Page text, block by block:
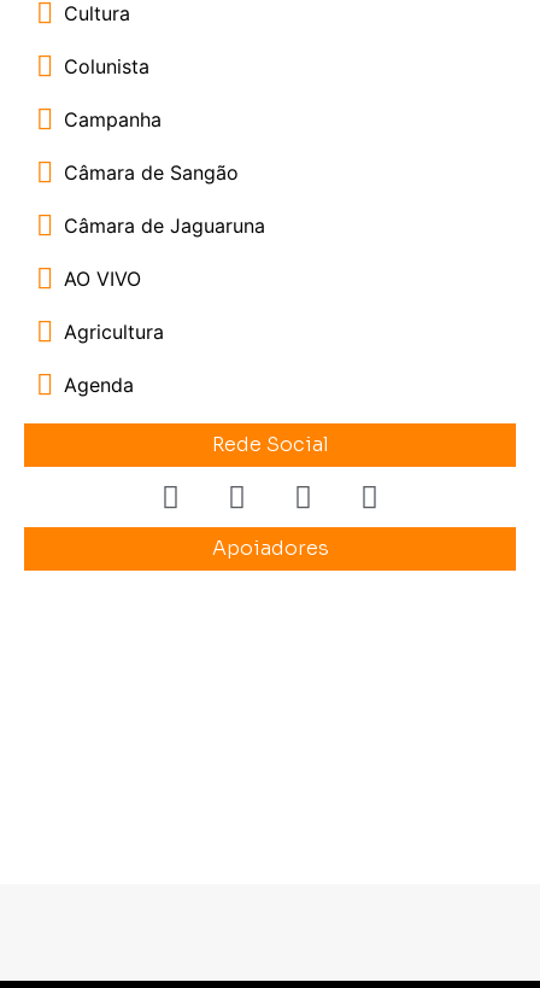
Cultura
Colunista
Campanha
Câmara de Sangão
Câmara de Jaguaruna
AO VIVO
Agricultura
Agenda
Rede Social
Apoiadores